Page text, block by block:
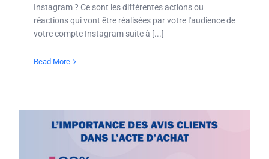
Instagram ? Ce sont les différentes actions ou
réactions qui vont être réalisées par votre l'audience de
votre compte Instagram suite à [...]
Read More